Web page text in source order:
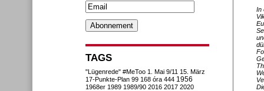
In
TAGS
"Lügenrede" #MeToo 1. Mai 9/11 15. März
17-Punkte-Plan 99 168 óra 444 1956
1968er 1989 1989/90 2016 2017 2020